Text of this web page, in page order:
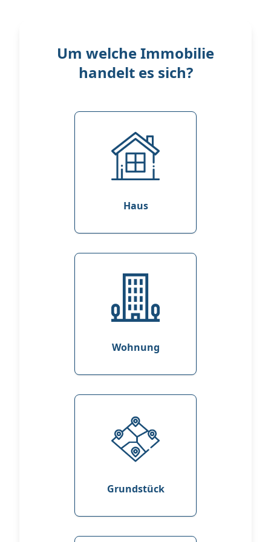
Um welche Immobilie
handelt es sich?
Haus
Wohnung
Grundstück